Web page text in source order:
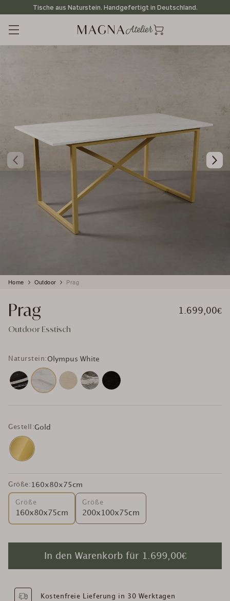
zum
Inhalt
Tische aus Naturstein. Handgefertigt in Deutschland.
Home Outdoor Prag
Prag
Outdoor Esstisch
1.699,00€
Naturstein:Olympus White
Gestell:Gold
Größe: 160x80x75cm
Größe
160x80x75cm
Größe
200x100x75cm
In den Warenkorb für 1.699,00€
Kostenfreie Lieferung in 30 Werktagen
Produkt
Warenkorb
hinzugefügt